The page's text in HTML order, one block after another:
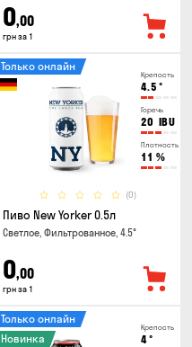
0,00
грн за 1
Крепость
4.5 °
Горечь
20 IBU
Плотность
11 %
(0)
Только онлайн
Пиво New Yorker 0.5л
Светлое, Фильтрованное, 4.5°
0,00
грн за 1
Крепость
4°
Только онлайн
Новинка